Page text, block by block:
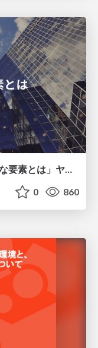
2022-06-09「新規事業担当に必要な要素とは」ヤマトシステム開発株式会社様向けウェビナー
0 860